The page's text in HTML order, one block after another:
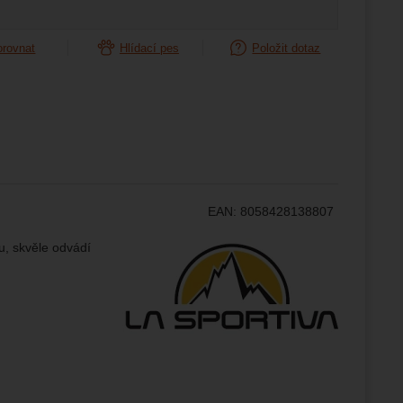
Hlídací pes Položit dotaz
EAN: 8058428138807
skvěle odvádí